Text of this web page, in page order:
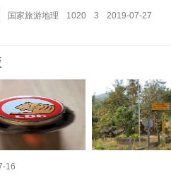
国家旅游地理 1020 3 2019-07-27
16